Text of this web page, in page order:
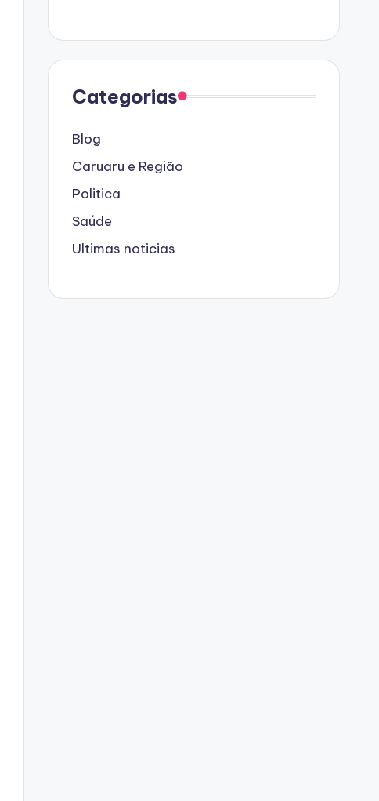
Categorias
Blog
Caruaru e Região
Politica
Saúde
Ultimas noticias